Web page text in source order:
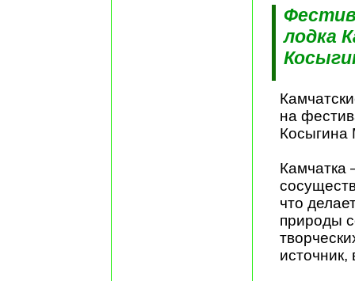
лодка
на
Косыгина
Камчатка
что
природы